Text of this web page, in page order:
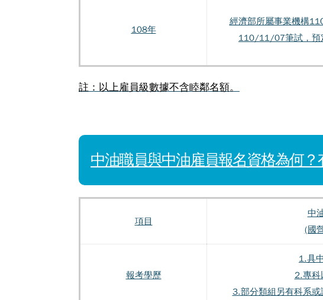
108年
經濟部所屬事業機構
110/11/07筆試，預
註：以上雇員級數據不含睦鄰名額。
中油職員與中油雇員報名資格為何？
項目
中
(國
報考學歷
1.具
2.專科
3.部分類組另有科系